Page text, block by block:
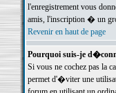
l'enregistrement vous
amis, l'inscription � un
Revenir en haut de page
Pourquoi suis-je
Si vous ne cochez pas la
permet d'�viter une